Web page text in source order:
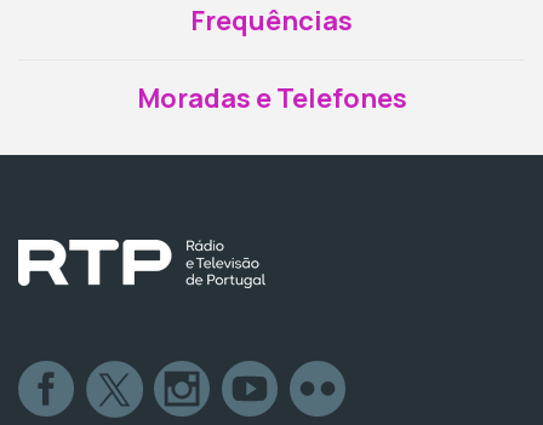
Frequências
Moradas e Telefones